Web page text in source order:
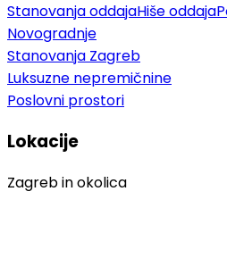
Stanovanja oddajaHiše oddaja
Novogradnje
Stanovanja Zagreb
Luksuzne nepremičnine
Poslovni prostori
Lokacije
Zagreb in okolica